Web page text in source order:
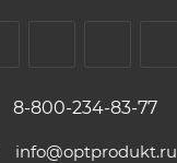
8-800-234-83-77
info@optprodukt.ru